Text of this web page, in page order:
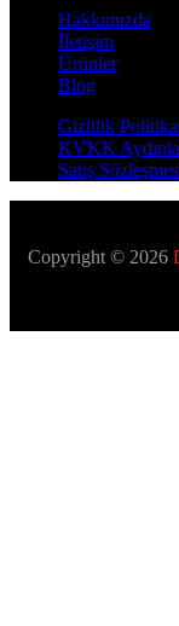
Hakkımızda
İletişim
Ürünler
Blog
Gizlilik
KVKK
Satış
Copyright © 2026